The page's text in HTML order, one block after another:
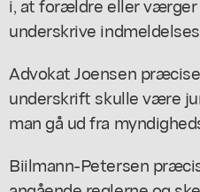
underskrive
Advokat Joensen
underskrift skulle være
man gå ud fra
Biilmann-Petersen